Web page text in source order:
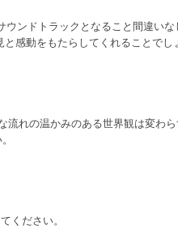
ンドトラックとなること間違い
感動をもたらしてくれることでし
れの温かみのある世界観は変わら
ください。